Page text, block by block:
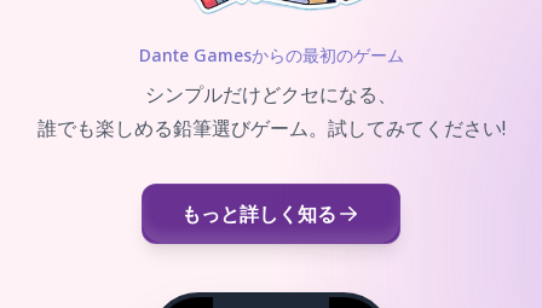
Dante Gamesからの最初のゲーム
シンプルだけどクセになる、
誰でも楽しめる鉛筆選びゲーム。試してみてください!
もっと詳しく知る